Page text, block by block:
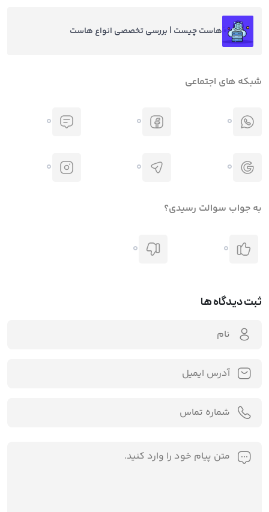
هاست چیست | بررسی تخصصی انواع هاست
شبکه های اجتماعی
0
0
0
0
0
0
به جواب سوالت رسیدی؟
0
0
ثبت دیدگاه ها